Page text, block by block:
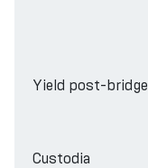
Yield post-bridge
Custodia